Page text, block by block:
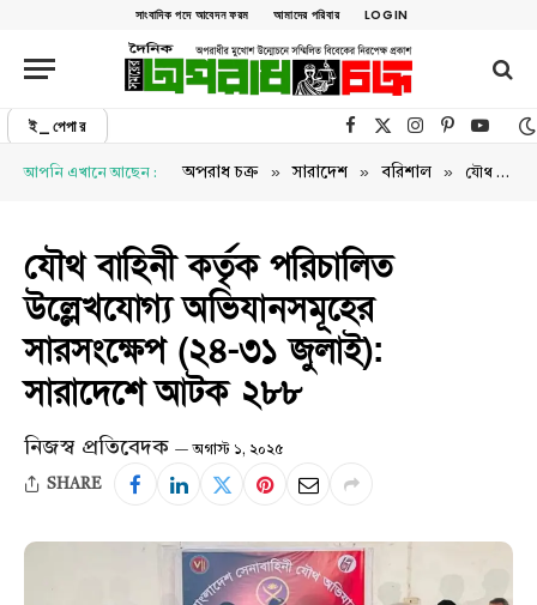
সাংবাদিক পদে আবেদন ফরম আমাদের পরিবার LOGIN
ই_পেপার Facebook
X (Twitter)Instagram
Pinterest
আপনি এখানে আছেন : অপরাধ চক্র » সারাদেশ » বরিশাল » যৌথ বাহিনী কর্তৃক পরিচালিত উল্লেখযোগ্য অভিযানসমূহের সারসংক্ষেপ (২৪-৩১ জুলাই): সারাদেশে আটক ২৮৮
যৌথ বাহিনী কর্তৃক পরিচালিত
উল্লেখযোগ্য অভিযানসমূহের
সারসংক্ষেপ (২৪-৩১ জুলাই):
সারাদেশে আটক ২৮৮
নিজস্ব প্রতিবেদক অগাস্ট ১, ২০২৫
SHARE